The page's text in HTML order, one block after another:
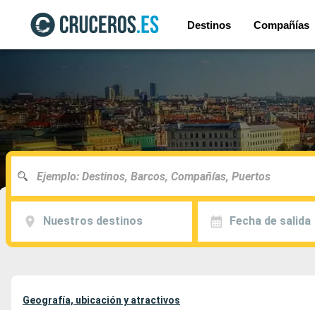
Destinos Compañías
Nuestros destinos Fecha de salida
Geografía, ubicación y atractivos